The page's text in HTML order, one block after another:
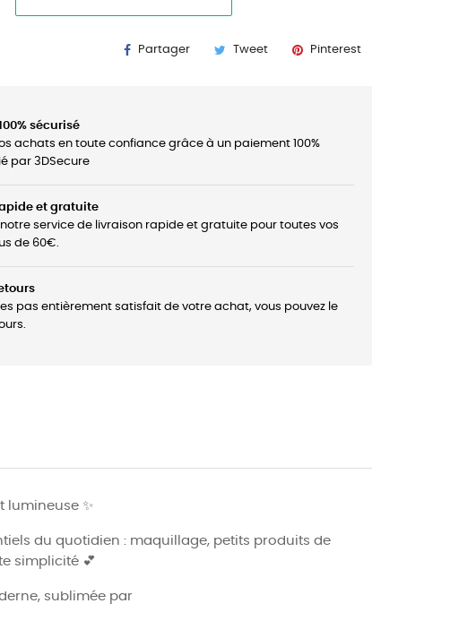
Partager Tweet Pinterest
sécurisé
achats en toute confiance grâce à un paiement 100%
par 3DSecure
et gratuite
notre service de livraison rapide et gratuite pour toutes vos
de 60€.
pas entièrement satisfait de votre achat, vous pouvez le
lumineuse ✨
du quotidien : maquillage, petits produits de
simplicité 💕
sublimée par